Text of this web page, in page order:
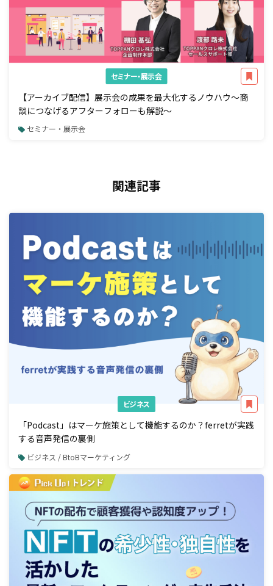
セミナー・展示会
【アーカイブ配信】展示会の成果を最大化するノウハウ～商
談につなげるアフターフォローも解説～
セミナー・展示会
関連記事
ビジネス
「Podcast」はマーケ施策として機能するのか？ferretが実践
する音声発信の裏側
ビジネス / BtoBマーケティング